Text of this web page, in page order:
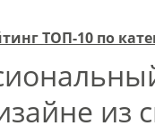
ТОП-10 по
из